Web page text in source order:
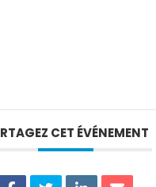
CET ÉVÉNEMENT